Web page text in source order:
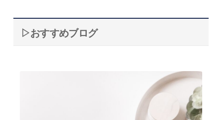
▷おすすめブログ